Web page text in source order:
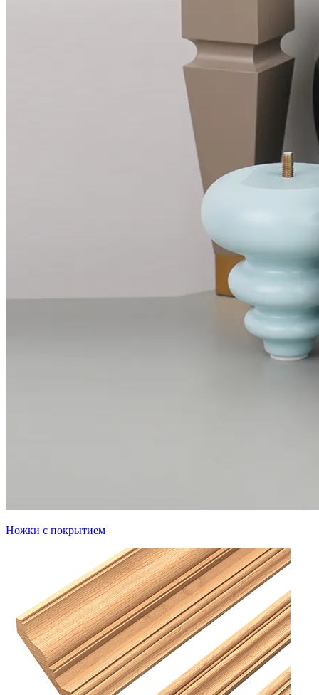
Ножки с покрытием